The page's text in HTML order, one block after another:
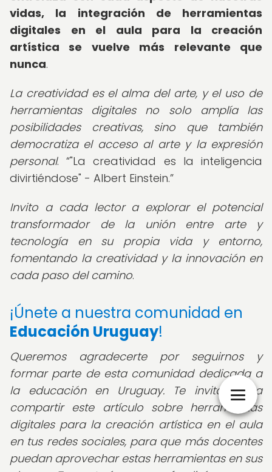
vidas, la integración de herramientas
digitales en el aula para la creación
artística se vuelve más relevante que
nunca.
La creatividad es el alma del arte, y el uso de
herramientas digitales no solo amplía las
posibilidades creativas, sino que también
democratiza el acceso al arte y la expresión
personal. "La creatividad es la inteligencia
divirtiéndose" - Albert Einstein.
Invito a cada lector a explorar el potencial
transformador de la unión entre arte y
tecnología en su propia vida y entorno,
fomentando la creatividad y la innovación en
cada paso del camino.
¡Únete a nuestra comunidad en
Educación Uruguay!
Queremos agradecerte por seguirnos y
formar parte de esta comunidad dedicada a
la educación en Uruguay. Te invitamos a
compartir este artículo sobre herramientas
digitales para la creación artística en el aula
en tus redes sociales, para que más docentes
puedan aprovechar estas herramientas en sus